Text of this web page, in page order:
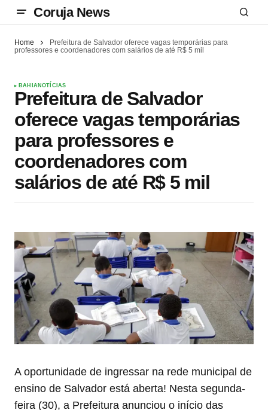
Coruja News
Home
Prefeitura de Salvador oferece vagas temporárias para
professores e coordenadores com salários de até R$ 5 mil
BAHIANOTÍCIAS
Prefeitura de Salvador
oferece vagas temporárias
para professores e
coordenadores com
salários de até R$ 5 mil
A oportunidade de ingressar na rede municipal de
ensino de Salvador está aberta! Nesta segunda-
feira (30), a Prefeitura anunciou o início das